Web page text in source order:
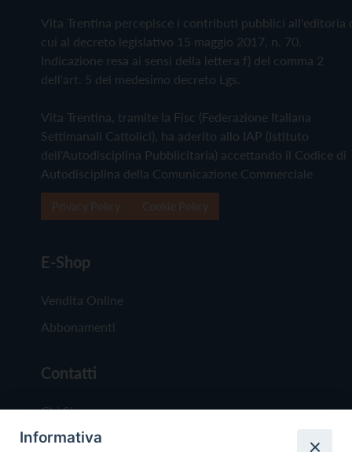
Vita Trentina percepisce i contributi pubblici all'editoria
cui al decreto legislativo 15 maggio 2017, n. 70.
Indicazione resa ai sensi della lettera f) del comma 2
dell'art. 5 del medesimo decreto Lgs.
Vita Trentina, tramite la Fisc (Federazione Italiana
Settimanali Cattolici), ha aderito allo IAP (Istituto
dell'Autodisciplina Pubblicitaria) accettando il Codice di
Autodisciplina della Comunicazione Commerciale
E-Shop
Vendita Online
Abbonamenti
Contatti
Chi Siamo
Redazione
Informativa